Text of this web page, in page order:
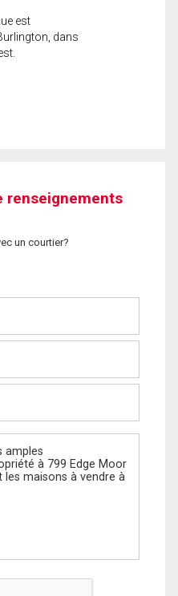
est
dans
renseignements
un courtier?